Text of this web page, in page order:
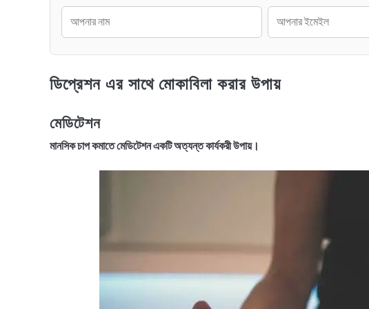
ডিপ্রেশন এর সাথে মোকাবিলা করার উপায়
মেডিটেশন
মানসিক চাপ কমাতে মেডিটেশন একটি অত্যন্ত কার্যকরী উপায়।